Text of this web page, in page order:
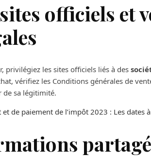
officiels et
privilégiez les sites officiels liés à des
vérifiez les Conditions générales de
de sa légitimité.
de paiement de l’impôt 2023 : Les dates